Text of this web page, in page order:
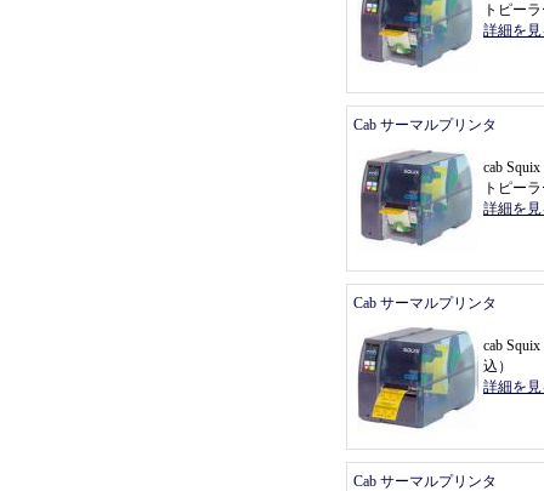
トピー
詳細を
Cab サーマルプリンタ
cab
トピー
詳細を
Cab サーマルプリンタ
cab
込 ）
詳細を
Cab サーマルプリンタ